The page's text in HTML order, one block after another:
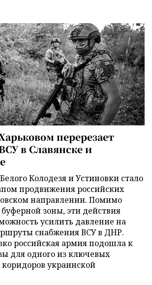
перерезает
в Славянске и
Колодезя и Устиновки стало
продвижения российских
направлении. Помимо
зоны, эти действия
усилить давление на
снабжения ВСУ в ДНР.
российская армия подошла к
для одного из ключевых
украинской